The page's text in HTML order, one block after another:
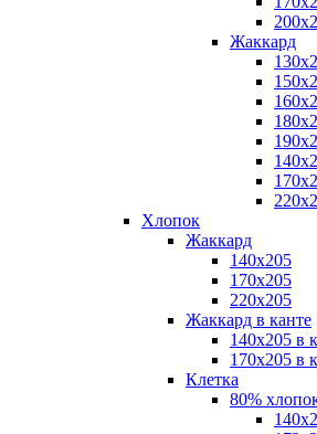
Жаккард
Хлопок
Жаккард
140x205
170х205
220х205
Жаккард в канте
140х205 в
170х205 в
Клетка
80%